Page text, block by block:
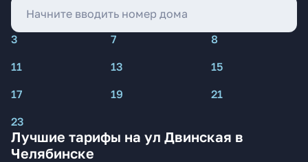
3 7
8
11
13
15
17
19
21
23
Лучшие тарифы на ул Двинская в
Челябинске